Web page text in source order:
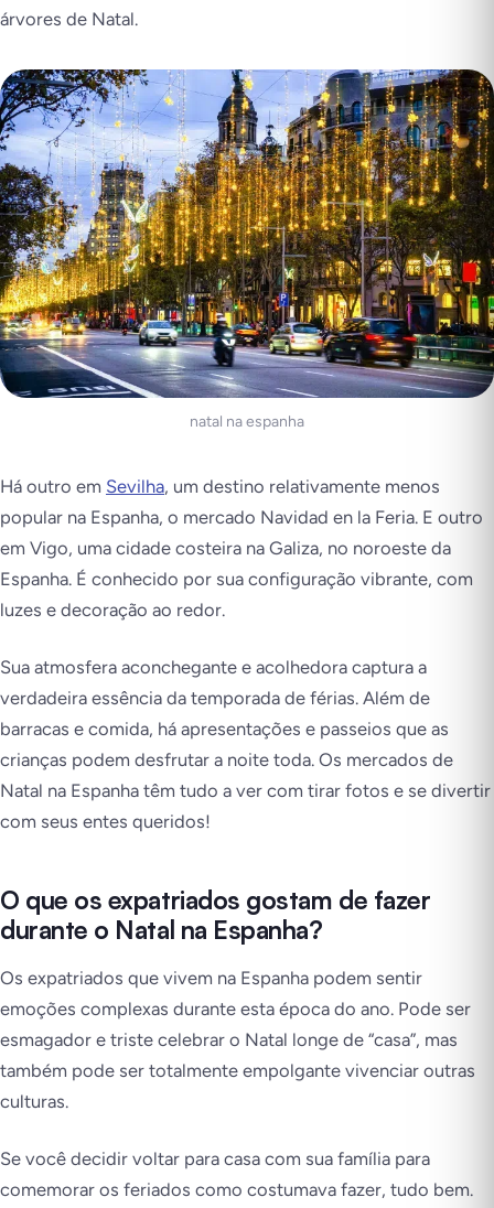
árvores de Natal.
natal na espanha
Há outro em Sevilha, um destino relativamente menos
popular na Espanha, o mercado Navidad en la Feria. E outro
em Vigo, uma cidade costeira na Galiza, no noroeste da
Espanha. É conhecido por sua configuração vibrante, com
luzes e decoração ao redor.
Sua atmosfera aconchegante e acolhedora captura a
verdadeira essência da temporada de férias. Além de
barracas e comida, há apresentações e passeios que as
crianças podem desfrutar a noite toda. Os mercados de
Natal na Espanha têm tudo a ver com tirar fotos e se divertir
com seus entes queridos!
O que os expatriados gostam de fazer
durante o Natal na Espanha?
Os expatriados que vivem na Espanha podem sentir
emoções complexas durante esta época do ano. Pode ser
esmagador e triste celebrar o Natal longe de “casa”, mas
também pode ser totalmente empolgante vivenciar outras
culturas.
Se você decidir voltar para casa com sua família para
comemorar os feriados como costumava fazer, tudo bem.